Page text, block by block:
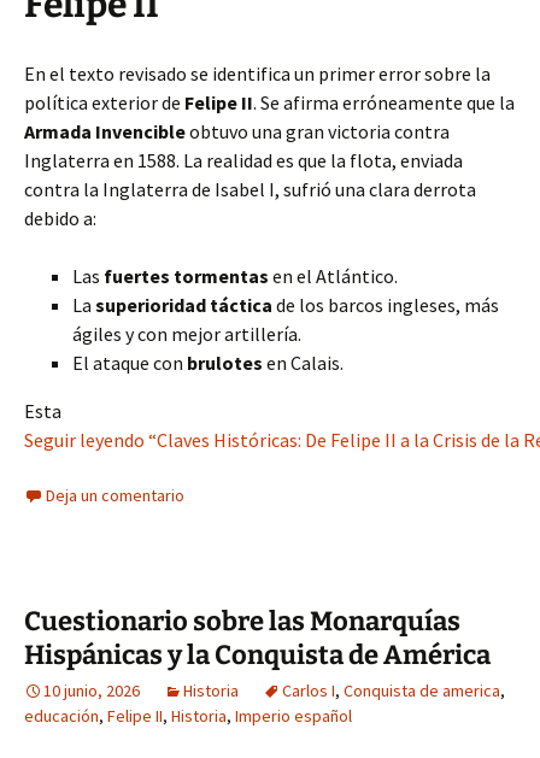
En el texto revisado se identifica un primer error sobre la
política exterior de Felipe II. Se afirma erróneamente que la
Armada Invencibleobtuvo una gran victoria contra
Inglaterra en 1588. La realidad es que la flota, enviada
contra la Inglaterra de Isabel I, sufrió una clara derrota
debido a:
Las fuertes tormentas en el Atlántico.
La superioridad táctica de los barcos ingleses, más
ágiles y con mejor artillería.
El ataque con brulotes en Calais.
Esta
Seguir leyendo “Claves Históricas: De Felipe II a la Crisis de la
Deja un comentario
Cuestionario sobre las Monarquías
Hispánicas y la Conquista de América
10 junio, 2026 Historia Carlos I, Conquista de america,
educación, Felipe II, Historia, Imperio español